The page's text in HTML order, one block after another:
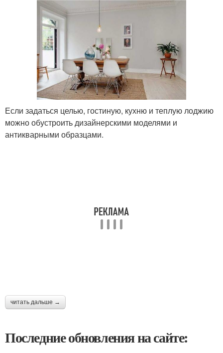
Если задаться целью, гостиную, кухню и теплую лоджию
можно обустроить дизайнерскими моделями и
антикварными образцами.
читать дальше →
Последние обновления на сайте: